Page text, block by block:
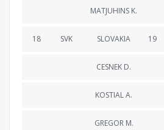
MATJUHINS K.
18 SVK SLOVAKIA 19
CESNEK D.
KOSTIAL A.
GREGOR M.